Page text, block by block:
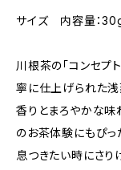
サイズ 内容量：
川根茶の「コンセプ
寧に仕上げられた浅
香りとまろやかな味
のお茶体験にもぴっ
息つきたい時にさり